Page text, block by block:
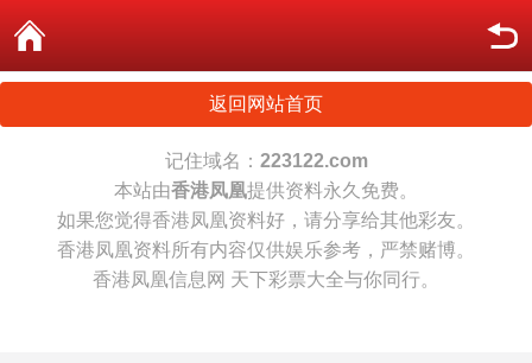
返回网站首页
记住域名： 223122.com
本站由香港凤凰提供资料永久免费。
如果您觉得香港凤凰资料好，请分享给其他彩友。
香港凤凰资料所有内容仅供娱乐参考，严禁赌博。
香港凤凰信息网 天下彩票大全与你同行。